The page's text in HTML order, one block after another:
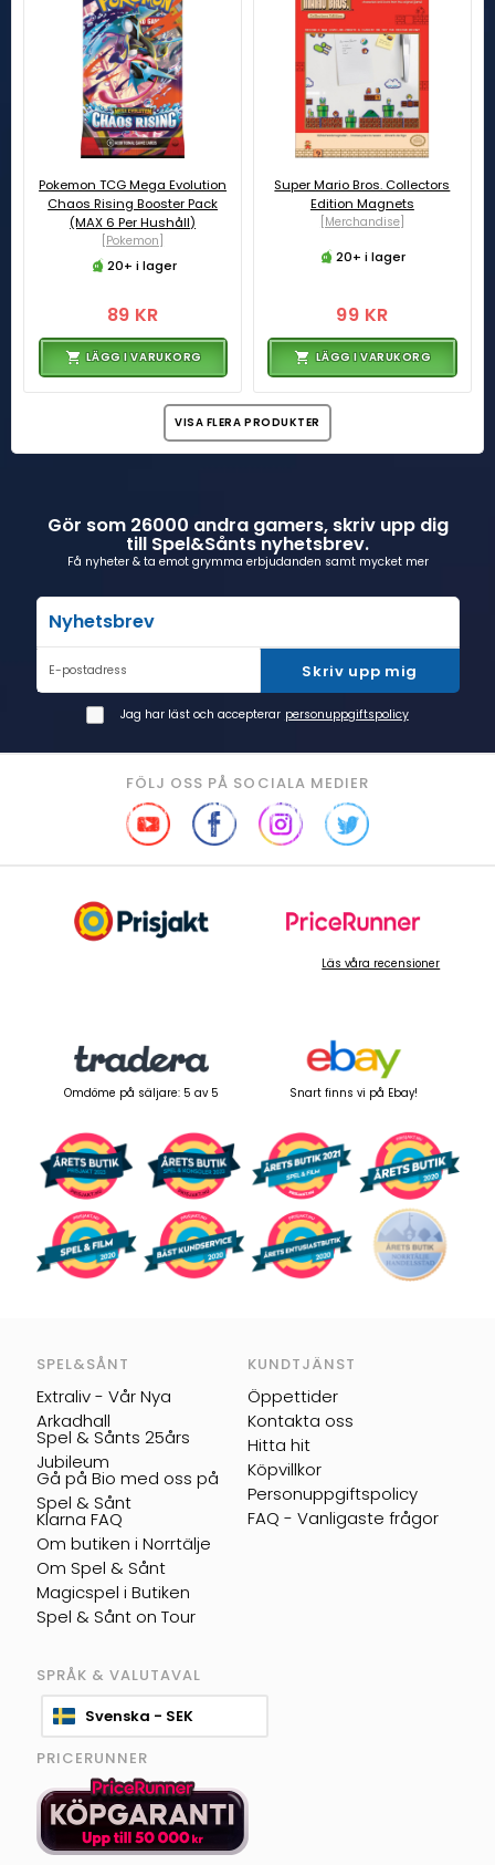
Pokemon TCG Mega Evolution
Chaos Rising Booster Pack
(MAX 6 Per Hushåll)
[Pokemon]
20+ i lager
89 KR
LÄGG I VARUKORG
Super Mario Bros. Collectors
Edition Magnets
[Merchandise]
20+ i lager
99 KR
LÄGG I VARUKORG
VISA FLERA PRODUKTER
Gör som 26000 andra gamers, skriv upp dig
till Spel&Sånts nyhetsbrev.
Få nyheter & ta emot grymma erbjudanden samt mycket mer
Nyhetsbrev
E-postadress Skriv upp mig
Jag har läst och accepterar personuppgiftspolicy
FÖLJ OSS PÅ SOCIALA MEDIER
Läs våra recensioner
Omdöme på säljare: 5 av 5 Snart finns vi på Ebay!
SPEL&SÅNT
Extraliv - Vår Nya
Arkadhall
Spel & Sånts 25års
Jubileum
Gå på Bio med oss på
Spel & Sånt
Klarna FAQ
Om butiken i Norrtälje
Om Spel & Sånt
Magicspel i Butiken
Spel & Sånt on Tour
KUNDTJÄNST
Öppettider
Kontakta oss
Hitta hit
Köpvillkor
Personuppgiftspolicy
FAQ - Vanligaste frågor
SPRÅK & VALUTAVAL
Svenska - SEK
PRICERUNNER